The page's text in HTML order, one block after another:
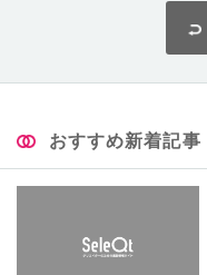
おすすめ新着記事